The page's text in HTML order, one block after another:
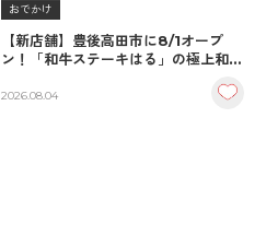
おでかけ
【新店舗】豊後高田市に8/1オープ
ン！「和牛ステーキはる」の極上和牛
2026.08.04